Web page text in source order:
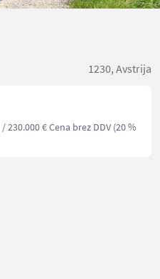
1230, Avstrija
/ 230.000 € Cena brez DDV (20 %